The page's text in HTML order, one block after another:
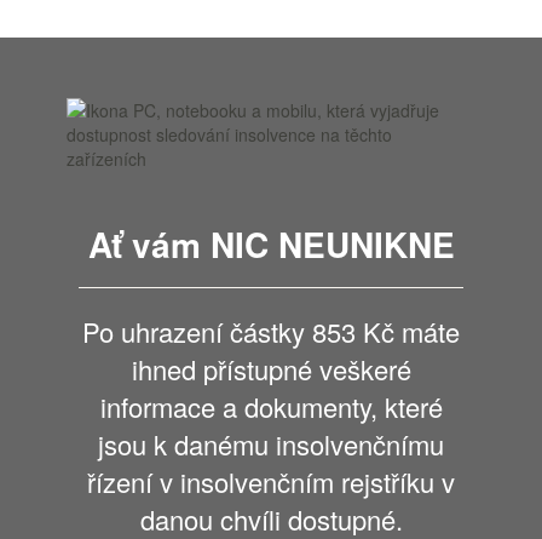
Ať vám NIC NEUNIKNE
Po uhrazení částky 853 Kč máte
ihned přístupné veškeré
informace a dokumenty, které
jsou k danému insolvenčnímu
řízení v insolvenčním rejstříku v
danou chvíli dostupné.